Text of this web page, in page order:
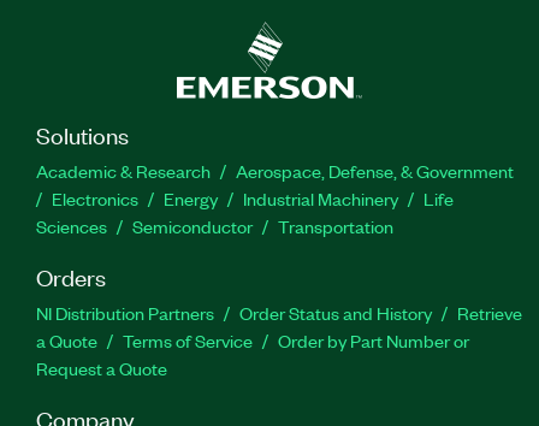
Solutions
Academic & Research
Aerospace, Defense, & Government
Electronics
Energy Industrial Machinery
Life
Sciences
Semiconductor Transportation
Orders
NI Distribution Partners Order Status and History
Retrieve
a Quote
Terms of Service
Order by Part Number or
Request a Quote
Company